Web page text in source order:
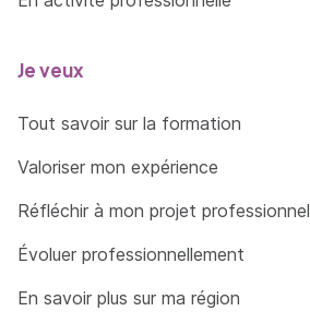
Je veux
Tout savoir sur la formation
Valoriser mon expérience
Réfléchir à mon projet professionnel
Évoluer professionnellement
En savoir plus sur ma région